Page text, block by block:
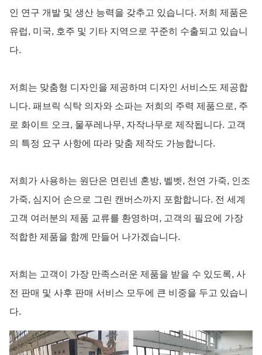
인 연구 개발 및 생산 능력을 갖추고 있습니다. 저희 제품은
유럽, 미국, 호주 및 기타 지역으로 꾸준히 수출되고 있습니
다.
저희는 맞춤형 디자인을 제공하며 디자인 서비스도 제공합
니다. 패브릭 식탁 의자와 소파는 저희의 주력 제품으로, 주
로 화이트 오크, 물푸레나무, 자작나무로 제작됩니다. 고객
의 특정 요구 사항에 따라 맞춤 제작도 가능합니다.
저희가 사용하는 원단은 면린넨 혼방, 벨벳, 천연 가죽, 인조
가죽, 심지어 손으로 그린 캔버스까지 포함합니다. 전 세계
고객 여러분의 제품 교류를 환영하며, 고객의 필요에 가장
적합한 제품을 함께 만들어 나가겠습니다.
저희는 고객이 가장 만족스러운 제품을 받을 수 있도록, 사
전 판매 및 사후 판매 서비스 모두에 큰 비중을 두고 있습니
다.